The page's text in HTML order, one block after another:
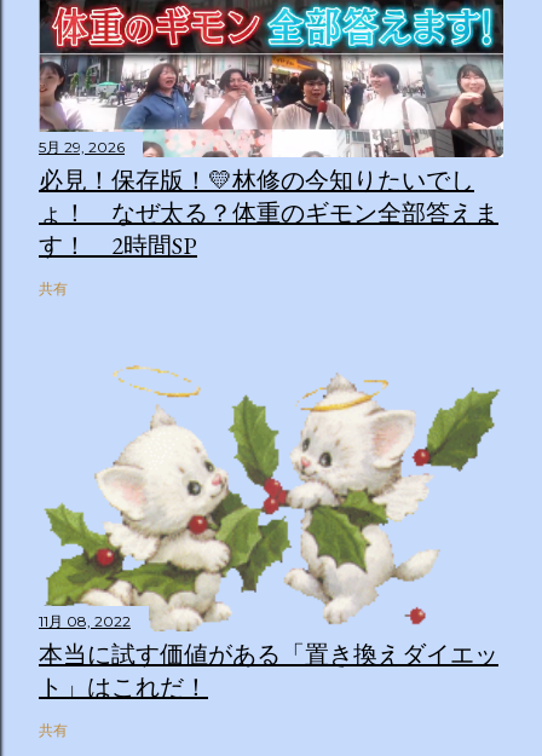
5月 29, 2026
必見！保存版！💛林修の今知りたいでし
ょ！ なぜ太る？体重のギモン全部答えま
す！ 2時間SP
共有
11月 08, 2022
本当に試す価値がある「置き換えダイエッ
ト」はこれだ！
共有